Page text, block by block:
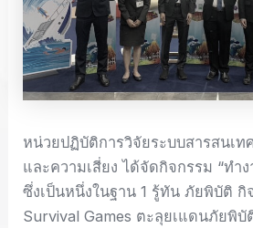
หน่วยปฏิบัติการวิจัยระบบสารสนเ
และความเสี่ยง ได้จัดกิจกรรม “ทำ
ซึ่งเป็นหนึ่งในฐาน 1 รู้ทัน ภัยพิบัติ กิ
Survival Games ตะลุยเแดนภัยพิ